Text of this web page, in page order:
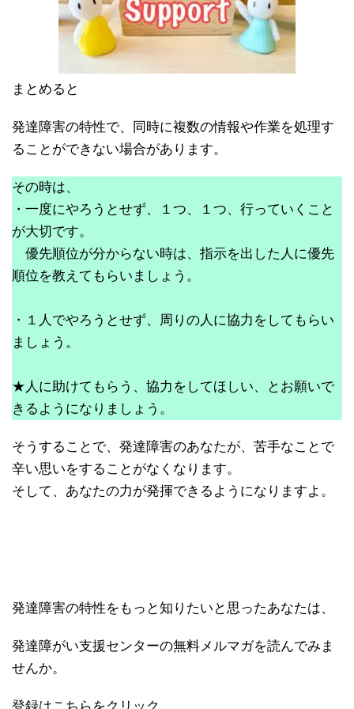
まとめると
発達障害の特性で、同時に複数の情報や作業を処理す
ることができない場合があります。
その時は、
・一度にやろうとせず、１つ、１つ、行っていくこと
が大切です。
優先順位が分からない時は、指示を出した人に優先
順位を教えてもらいましょう。
・１人でやろうとせず、周りの人に協力をしてもらい
ましょう。
★人に助けてもらう、協力をしてほしい、とお願いで
きるようになりましょう。
そうすることで、発達障害のあなたが、苦手なことで
辛い思いをすることがなくなります。
そして、あなたの力が発揮できるようになりますよ。
発達障害の特性をもっと知りたいと思ったあなたは、
発達障がい支援センターの無料メルマガを読んでみま
せんか。